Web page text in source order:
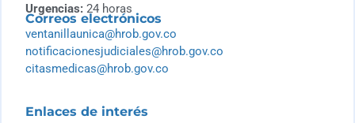
Urgencias: 24 horas
Correos electrónicos
ventanillaunica@hrob.gov.co
notificacionesjudiciales@hrob.gov.co
citasmedicas@hrob.gov.co
Enlaces de interés